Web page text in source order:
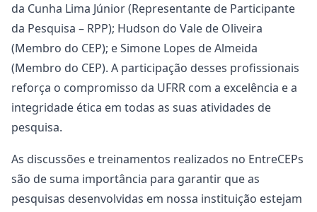
da Cunha Lima Júnior (Representante de Participante
da Pesquisa – RPP); Hudson do Vale de Oliveira
(Membro do CEP); e Simone Lopes de Almeida
(Membro do CEP). A participação desses profissionais
reforça o compromisso da UFRR com a excelência e a
integridade ética em todas as suas atividades de
pesquisa.
As discussões e treinamentos realizados no EntreCEPs
são de suma importância para garantir que as
pesquisas desenvolvidas em nossa instituição estejam